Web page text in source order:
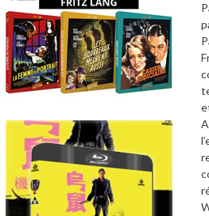
l’